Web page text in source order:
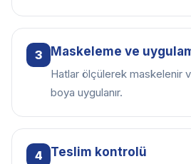
3 Maskeleme ve
Hatlar ölçülerek maskelenir
boya uygulanır.
4 Teslim kontrolü